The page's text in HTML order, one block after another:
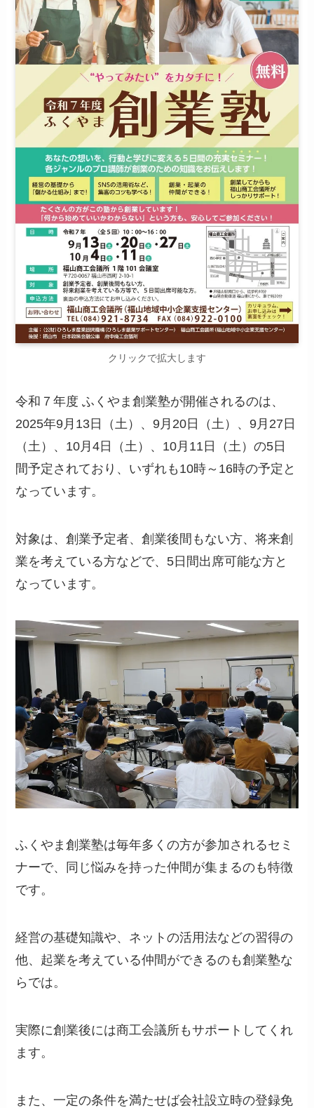
クリックで拡大します
令和７年度 ふくやま創業塾が開催されるのは、
2025年9月13日（土）、9月20日（土）、9月27日
（土）、10月4日（土）、10月11日（土）の5日
間予定されており、いずれも10時～16時の予定と
なっています。
対象は、創業予定者、創業後間もない方、将来創
業を考えている方などで、5日間出席可能な方と
なっています。
ふくやま創業塾は毎年多くの方が参加されるセミ
ナーで、同じ悩みを持った仲間が集まるのも特徴
です。
経営の基礎知識や、ネットの活用法などの習得の
他、起業を考えている仲間ができるのも創業塾な
らでは。
実際に創業後には商工会議所もサポートしてくれ
ます。
また、一定の条件を満たせば会社設立時の登録免